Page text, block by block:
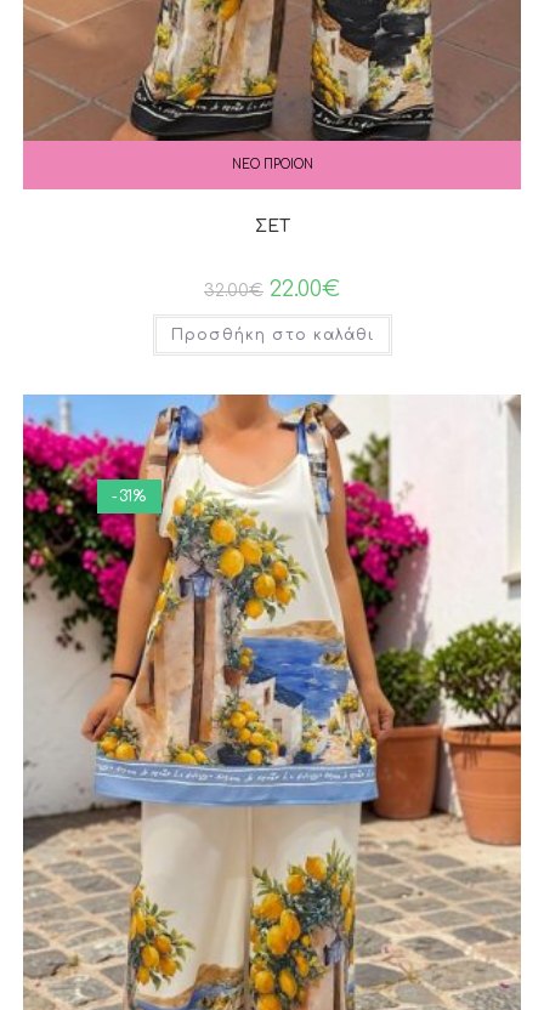
ΝΕΟ ΠΡΟΙΟΝ
ΣΕΤ
32.00€ 22.00€
Προσθήκη στο καλάθι
-31%